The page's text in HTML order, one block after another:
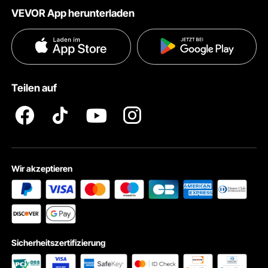
Zahlungsmethoden
Influencer Programm
Nutzungsbedingungen
Datenschutzerklärung
VEVOR App herunterladen
Teilen auf
Wir akzeptieren
Sicherheitszertifizierung